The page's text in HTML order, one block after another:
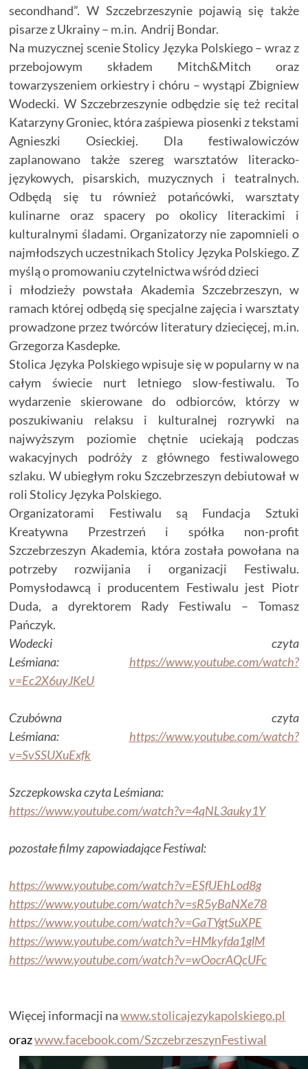
secondhand”. W Szczebrzeszynie pojawią się także
pisarze z Ukrainy – m.in. Andrij Bondar.
Na muzycznej scenie Stolicy Języka Polskiego – wraz z
przebojowym składem Mitch&Mitch oraz
towarzyszeniem orkiestry i chóru – wystąpi Zbigniew
Wodecki. W Szczebrzeszynie odbędzie się też recital
Katarzyny Groniec, która zaśpiewa piosenki z tekstami
Agnieszki Osieckiej. Dla festiwalowiczów
zaplanowano także szereg warsztatów literacko-
językowych, pisarskich, muzycznych i teatralnych.
Odbędą się tu również potańcówki, warsztaty
kulinarne oraz spacery po okolicy literackimi i
kulturalnymi śladami. Organizatorzy nie zapomnieli o
najmłodszych uczestnikach Stolicy Języka Polskiego. Z
myślą o promowaniu czytelnictwa wśród dzieci
i młodzieży powstała Akademia Szczebrzeszyn, w
ramach której odbędą się specjalne zajęcia i warsztaty
prowadzone przez twórców literatury dziecięcej, m.in.
Grzegorza Kasdepke.
Stolica Języka Polskiego wpisuje się w popularny w na
całym świecie nurt letniego slow-festiwalu. To
wydarzenie skierowane do odbiorców, którzy w
poszukiwaniu relaksu i kulturalnej rozrywki na
najwyższym poziomie chętnie uciekają podczas
wakacyjnych podróży z głównego festiwalowego
szlaku. W ubiegłym roku Szczebrzeszyn debiutował w
roli Stolicy Języka Polskiego.
Organizatorami Festiwalu są Fundacja Sztuki
Kreatywna Przestrzeń i spółka non-profit
Szczebrzeszyn Akademia, która została powołana na
potrzeby rozwijania i organizacji Festiwalu.
Pomysłodawcą i producentem Festiwalu jest Piotr
Duda, a dyrektorem Rady Festiwalu – Tomasz
Pańczyk.
Wodecki czyta
Leśmiana: https://www.youtube.com/watch?
v=Ec2X6uyJKeU
Czubówna czyta
Leśmiana: https://www.youtube.com/watch?
v=SvSSUXuExfk
Szczepkowska czyta Leśmiana:
https://www.youtube.com/watch?v=4qNL3auky1Y
pozostałe filmy zapowiadające Festiwal:
https://www.youtube.com/watch?v=ESfUEhLod8g
https://www.youtube.com/watch?v=sR5yBaNXe78
https://www.youtube.com/watch?v=GaTYgtSuXPE
https://www.youtube.com/watch?v=HMkyfda1glM
https://www.youtube.com/watch?v=wOocrAQcUFc
Więcej informacji nawww.stolicajezykapolskiego.pl
orazwww.facebook.com/SzczebrzeszynFestiwal